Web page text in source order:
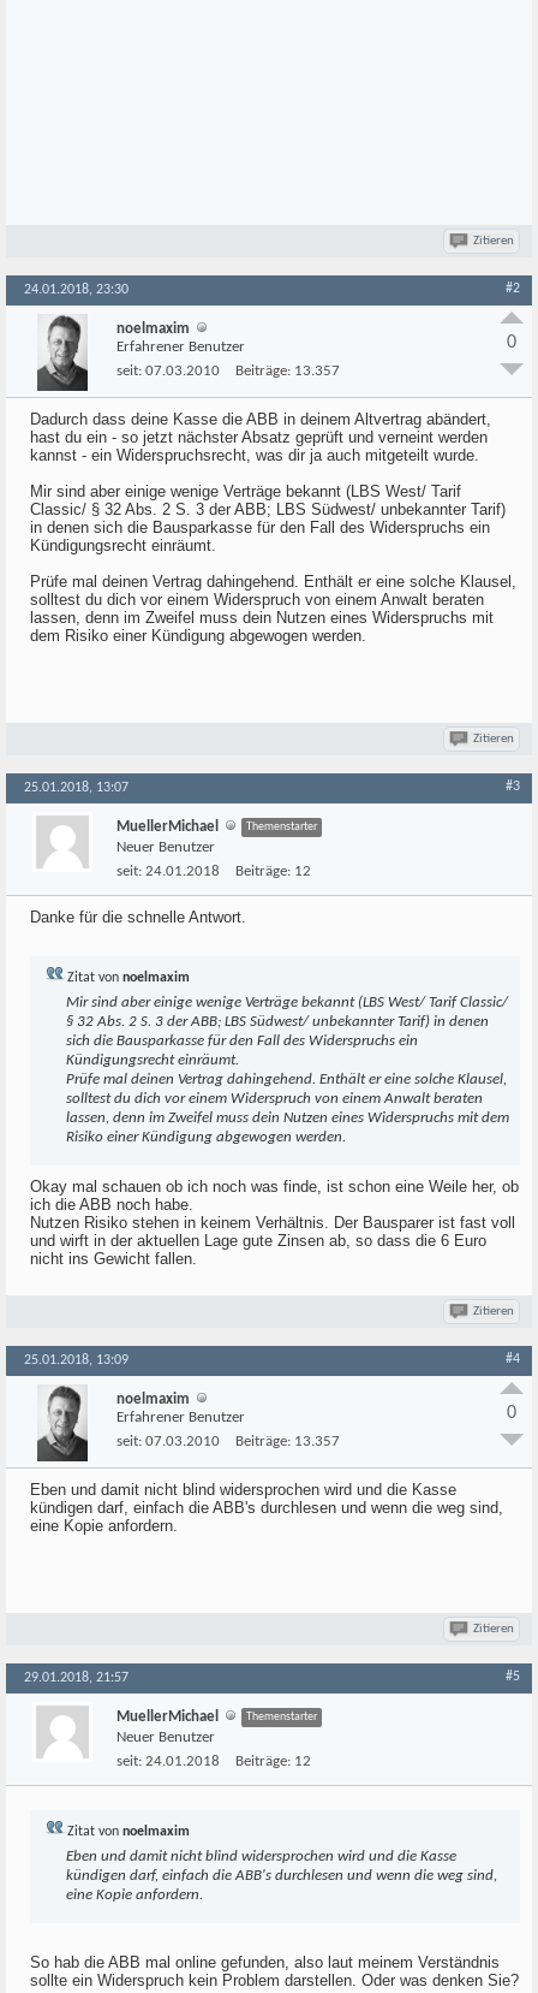
Zitieren
24.01.2018, 23:30 #2
noelmaxim
Erfahrener Benutzer
seit: 07.03.2010 Beiträge: 13.357
0
Dadurch dass deine Kasse die ABB in deinem Altvertrag abändert,
hast du ein - so jetzt nächster Absatz geprüft und verneint werden
kannst - ein Widerspruchsrecht, was dir ja auch mitgeteilt wurde.
Mir sind aber einige wenige Verträge bekannt (LBS West/ Tarif
Classic/ § 32 Abs. 2 S. 3 der ABB; LBS Südwest/ unbekannter Tarif)
in denen sich die Bausparkasse für den Fall des Widerspruchs ein
Kündigungsrecht einräumt.
Prüfe mal deinen Vertrag dahingehend. Enthält er eine solche Klausel,
solltest du dich vor einem Widerspruch von einem Anwalt beraten
lassen, denn im Zweifel muss dein Nutzen eines Widerspruchs mit
dem Risiko einer Kündigung abgewogen werden.
Zitieren
25.01.2018, 13:07 #3
MuellerMichael Themenstarter
Neuer Benutzer
seit: 24.01.2018 Beiträge: 12
Danke für die schnelle Antwort.
Zitat von noelmaxim
Mir sind aber einige wenige Verträge bekannt (LBS West/ Tarif Classic/
§ 32 Abs. 2 S. 3 der ABB; LBS Südwest/ unbekannter Tarif) in denen
sich die Bausparkasse für den Fall des Widerspruchs ein
Kündigungsrecht einräumt.
Prüfe mal deinen Vertrag dahingehend. Enthält er eine solche Klausel,
solltest du dich vor einem Widerspruch von einem Anwalt beraten
lassen, denn im Zweifel muss dein Nutzen eines Widerspruchs mit dem
Risiko einer Kündigung abgewogen werden.
Okay mal schauen ob ich noch was finde, ist schon eine Weile her, ob
ich die ABB noch habe.
Nutzen Risiko stehen in keinem Verhältnis. Der Bausparer ist fast voll
und wirft in der aktuellen Lage gute Zinsen ab, so dass die 6 Euro
nicht ins Gewicht fallen.
Zitieren
25.01.2018, 13:09 #4
noelmaxim
Erfahrener Benutzer
seit: 07.03.2010 Beiträge: 13.357
0
Eben und damit nicht blind widersprochen wird und die Kasse
kündigen darf, einfach die ABB's durchlesen und wenn die weg sind,
eine Kopie anfordern.
Zitieren
29.01.2018, 21:57 #5
MuellerMichael Themenstarter
Neuer Benutzer
seit: 24.01.2018 Beiträge: 12
Zitat von noelmaxim
Eben und damit nicht blind widersprochen wird und die Kasse
kündigen darf, einfach die ABB's durchlesen und wenn die weg sind,
eine Kopie anfordern.
So hab die ABB mal online gefunden, also laut meinem Verständnis
sollte ein Widerspruch kein Problem darstellen. Oder was denken Sie?